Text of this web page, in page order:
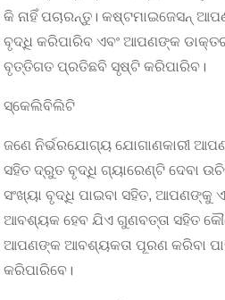
କି ନାହିଁ ପଚାରନ୍ତୁ। କଷ୍ଟମାଇଜେସନ୍
ବୃଦ୍ଧି କରିପାରିବ ଏବଂ ଆପଣଙ୍କ
ବୃତ୍ତିଗତ ପ୍ରତିଛବି ସୃଷ୍ଟି କରିପାରିବ।
ସ୍କେଲିବିଲିଟି
ଜଣେ ନିର୍ଭରଯୋଗ୍ୟ ଯୋଗାଣକାରୀ
ସହିତ ଦ୍ରୁତ ବୃଦ୍ଧି ଗ୍ୟାରେଣ୍ଟି ଦେବା
ସଂଖ୍ୟା ବୃଦ୍ଧି ପାଇବା ସହିତ, ଆପଣଙ୍କୁ
ଆବଶ୍ୟକ ହେବ ଯିଏ ଗୁଣବତ୍ତା ସହିତ
ଆପଣଙ୍କ ଆବଶ୍ୟକତା ପୂରଣ କରିବା
କରିପାରିବେ।